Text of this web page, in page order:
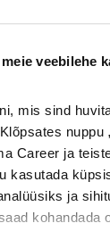
veebilehe
mis sind
nuppu
Career ja
kasutada
ja
kohandada
можно
CV Online
по
Avaliku